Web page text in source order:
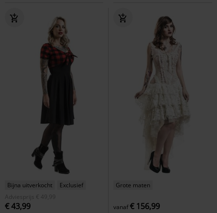
Bijna uitverkocht
Exclusief
Adviesprijs
€ 49,99
€ 43,99
Grote maten
vanaf€ 156,99